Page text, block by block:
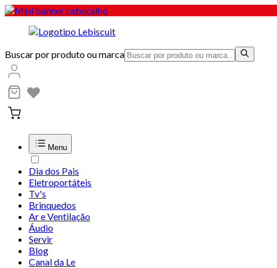
Buscar por produto ou marca
Menu
Dia dos Pais
Eletroportáteis
Tv's
Brinquedos
Ar e Ventilação
Áudio
Servir
Blog
Canal da Le